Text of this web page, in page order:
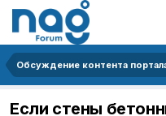
Обсуждение контента
Если стены